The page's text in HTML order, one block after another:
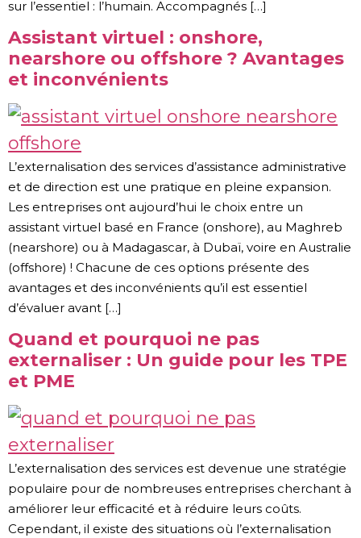
sur l’essentiel : l’humain. Accompagnés […]
Assistant virtuel : onshore,
nearshore ou offshore ? Avantages
et inconvénients
L’externalisation des services d’assistance administrative
et de direction est une pratique en pleine expansion.
Les entreprises ont aujourd’hui le choix entre un
assistant virtuel basé en France (onshore), au Maghreb
(nearshore) ou à Madagascar, à Dubaï, voire en Australie
(offshore) ! Chacune de ces options présente des
avantages et des inconvénients qu’il est essentiel
d’évaluer avant […]
Quand et pourquoi ne pas
externaliser : Un guide pour les TPE
et PME
L’externalisation des services est devenue une stratégie
populaire pour de nombreuses entreprises cherchant à
améliorer leur efficacité et à réduire leurs coûts.
Cependant, il existe des situations où l’externalisation